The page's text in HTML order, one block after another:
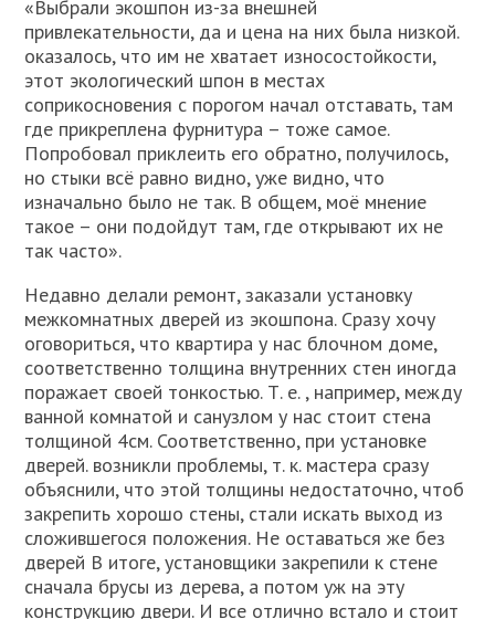
«Выбрали экошпон из-за внешней
привлекательности, да и цена на них была низкой.
оказалось, что им не хватает износостойкости,
этот экологический шпон в местах
соприкосновения с порогом начал отставать, там
где прикреплена фурнитура – тоже самое.
Попробовал приклеить его обратно, получилось,
но стыки всё равно видно, уже видно, что
изначально было не так. В общем, моё мнение
такое – они подойдут там, где открывают их не
так часто».
Недавно делали ремонт, заказали установку
межкомнатных дверей из экошпона. Сразу хочу
оговориться, что квартира у нас блочном доме,
соответственно толщина внутренних стен иногда
поражает своей тонкостью. Т. е. , например, между
ванной комнатой и санузлом у нас стоит стена
толщиной 4см. Соответственно, при установке
дверей. возникли проблемы, т. к. мастера сразу
объяснили, что этой толщины недостаточно, чтоб
закрепить хорошо стены, стали искать выход из
сложившегося положения. Не оставаться же без
дверей В итоге, установщики закрепили к стене
сначала брусы из дерева, а потом уж на эту
конструкцию двери. И все отлично встало и стоит